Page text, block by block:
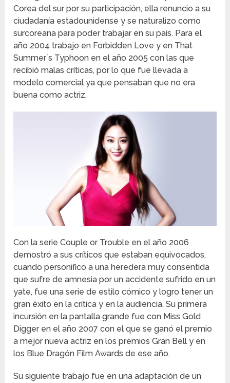
Corea del sur por su participación, ella renuncio a su
ciudadanía estadounidense y se naturalizo como
surcoreana para poder trabajar en su país. Para el
año 2004 trabajo en Forbidden Love y en That
Summer´s Typhoon en el año 2005 con las que
recibió malas críticas, por lo que fue llevada a
modelo comercial ya que pensaban que no era
buena como actriz.
Con la serie Couple or Trouble en el año 2006
demostró a sus críticos que estaban equivocados,
cuando personifico a una heredera muy consentida
que sufre de amnesia por un accidente sufrido en un
yate, fue una serie de estilo cómico y logro tener un
gran éxito en la crítica y en la audiencia. Su primera
incursión en la pantalla grande fue con Miss Gold
Digger en el año 2007 con el que se ganó el premio
a mejor nueva actriz en los premios Gran Bell y en
los Blue Dragón Film Awards de ese año.
Su siguiente trabajo fue en una adaptación de un